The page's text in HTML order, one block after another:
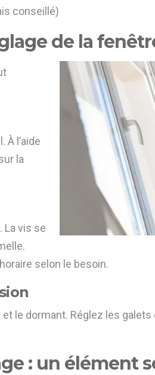
conseillé)
de la
À l’aide
la
La vis se
selon le besoin.
et le dormant. Réglez les
: un élément